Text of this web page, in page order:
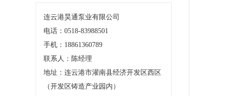
连云港昊通泵业有限公司
电话：0518-83988501
手机：18861360789
联系人：陈经理
地址：连云港市灌南县经济开发区西区
（开发区铸造产业园内）